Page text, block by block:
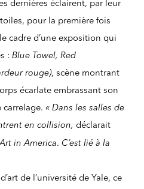
dernières éclairent, par leur
pour la première fois
cadre d’une exposition qui
: Blue Towel, Red
rouge), scène montrant
écarlate embrassant son
« Dans les salles de
en collision, déclarait
in America. C’est lié à la
de l’université de Yale, ce